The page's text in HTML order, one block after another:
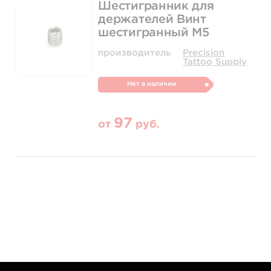
Шестигранник для
держателей Винт
шестигранный М5
производитель
Precision
Tattoo Supply
Нет в наличии
от 97 руб.